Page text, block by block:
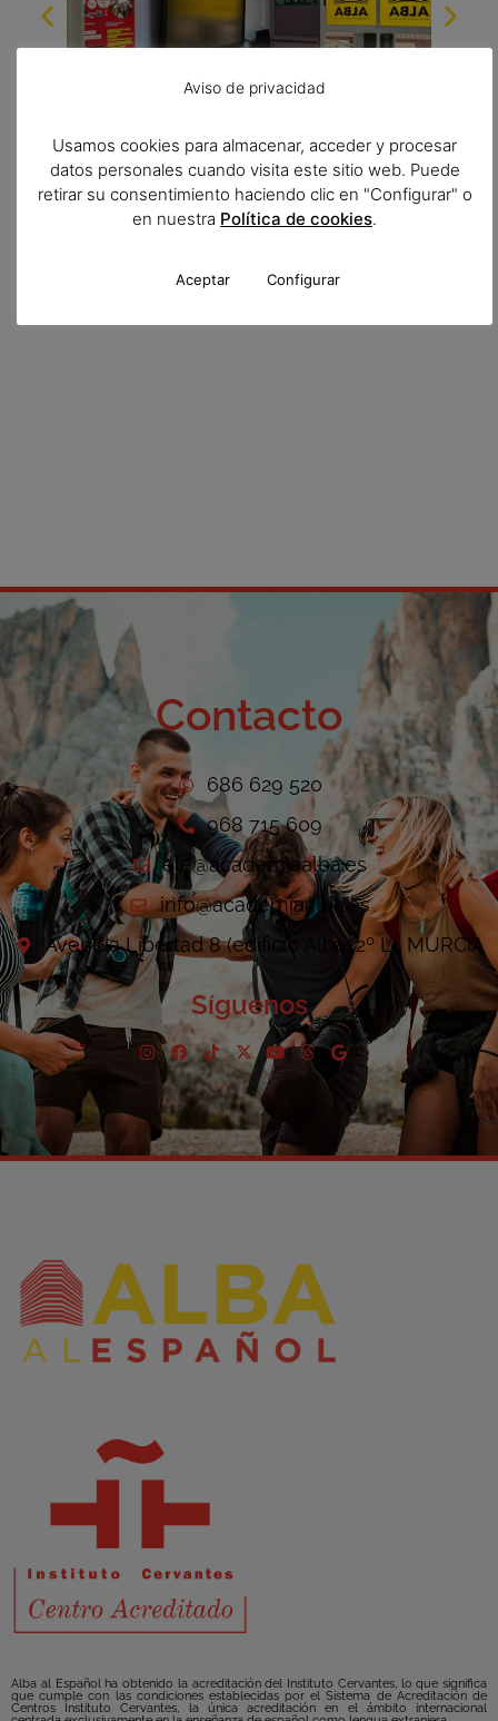
Contacto
686 629 520
968 715 609
ele@academiaalba.es
info@academiaalba.es
Avenida Libertad 8 (edificio Alba, 2º L). MURCIA
Síguenos
Alba al Español ha obtenido la acreditación del Instituto Cervantes, lo que significa
que cumple con las condiciones establecidas por el Sistema de Acreditación de
Centros Instituto Cervantes, la única acreditación en el ámbito internacional
Aviso de privacidad
Usamos cookies para almacenar, acceder y procesar
datos personales cuando visita este sitio web. Puede
retirar su consentimiento haciendo clic en "Configurar" o
en nuestra Política de cookies.
Aceptar Configurar